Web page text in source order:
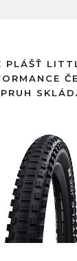
PLÁŠŤ
PRUH